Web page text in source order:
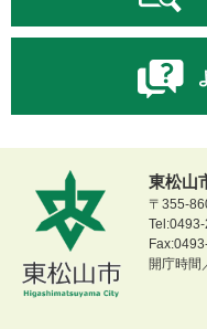
東松山
〒355-
Tel:0493-
開庁時間